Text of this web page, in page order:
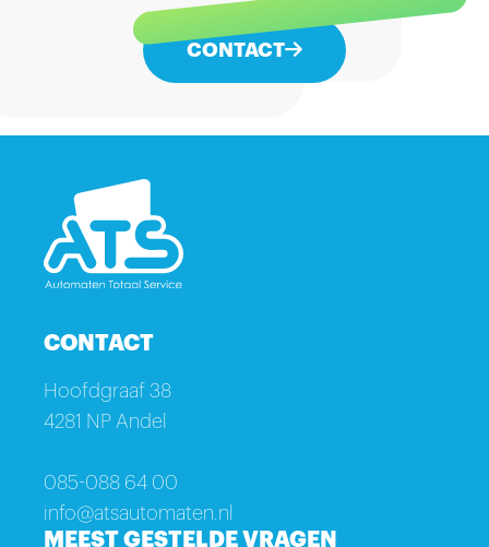
CONTACT
CONTACT
Hoofdgraaf 38
4281 NP Andel
085-088 64 00
info@atsautomaten.nl
MEEST GESTELDE VRAGEN